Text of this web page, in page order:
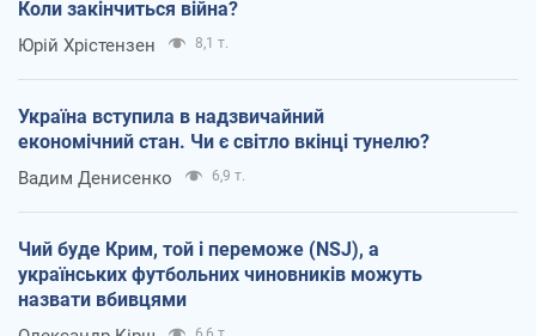
Коли закінчиться війна?
Юрій Хрістензен 8,1 т.
Україна вступила в надзвичайний
економічний стан. Чи є світло вкінці тунелю?
Вадим Денисенко 6,9 т.
Чий буде Крим, той і переможе (NSJ), а
українських футбольних чиновників можуть
назвати вбивцями